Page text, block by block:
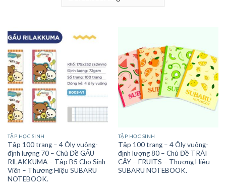
TẬP HỌC SINH
Tập 100 trang – 4 Ôly vuông-
định lượng 70 – Chủ Đề GẤU
RILAKKUMA – Tập B5 Cho Sinh
Viên – Thương Hiệu SUBARU
NOTEBOOK.
TẬP HỌC SINH
Tập 100 trang – 4 Ôly vuông-
định lượng 80 – Chủ Đề TRÁI
CÂY – FRUITS – Thương Hiệu
SUBARU NOTEBOOK.